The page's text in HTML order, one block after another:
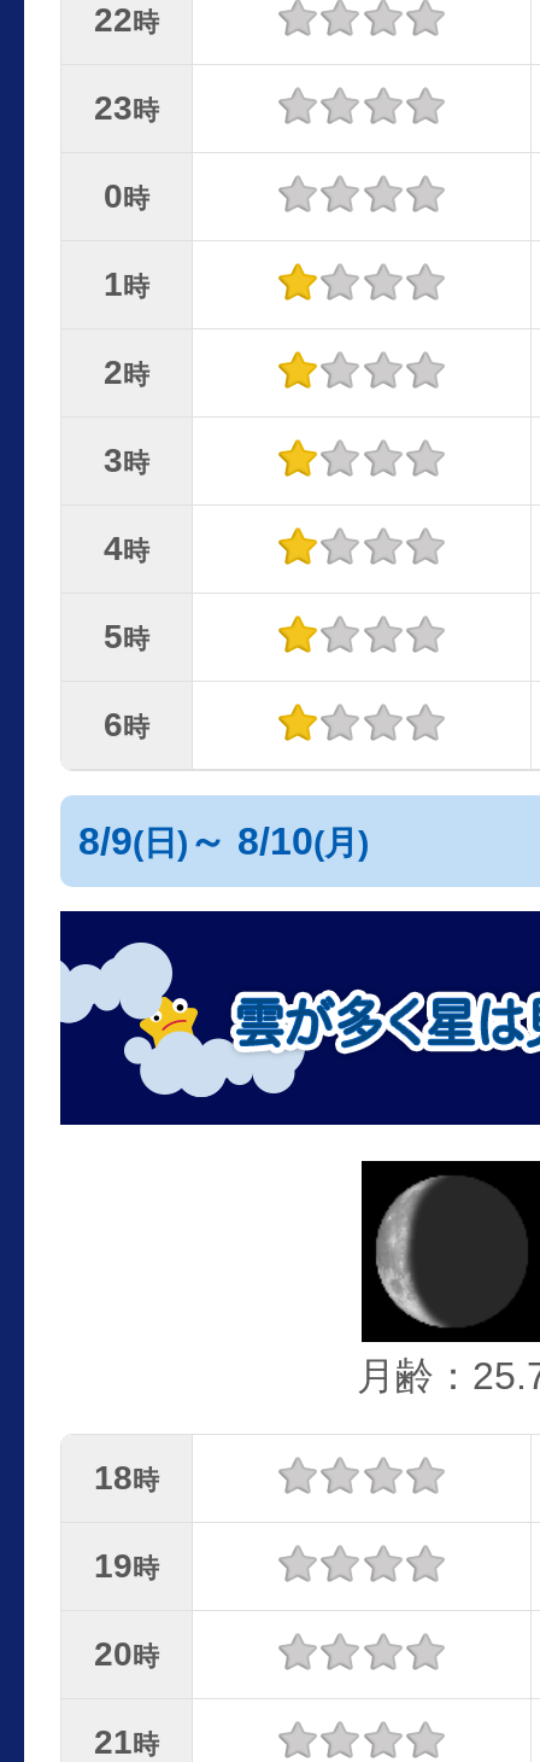
22時
23時
0時
1時
2時
3時
4時
5時
6時
8/9(日) ～ 8/10(月)
月齢：
18時
19時
20時
21時